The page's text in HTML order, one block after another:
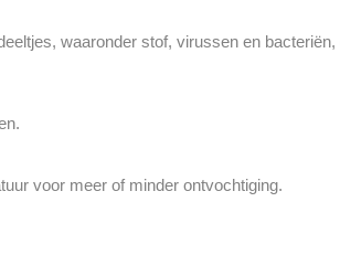
waaronder stof, virussen en
voor meer of minder ontvochtiging.